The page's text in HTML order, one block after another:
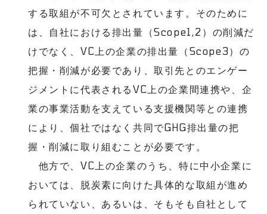
する取組が不可欠とされています。そのために
は、自社における排出量（Scope1,2）の削減だ
けでなく、VC上の企業の排出量（Scope3）の
把握・削減が必要であり、取引先とのエンゲー
ジメントに代表されるVC上の企業間連携や、企
業の事業活動を支えている支援機関等との連携
により、個社ではなく共同でGHG排出量の把
握・削減に取り組むことが必要です。
他方で、VC上の企業のうち、特に中小企業に
おいては、脱炭素に向けた具体的な取組が進め
られていない、あるいは、そもそも自社として